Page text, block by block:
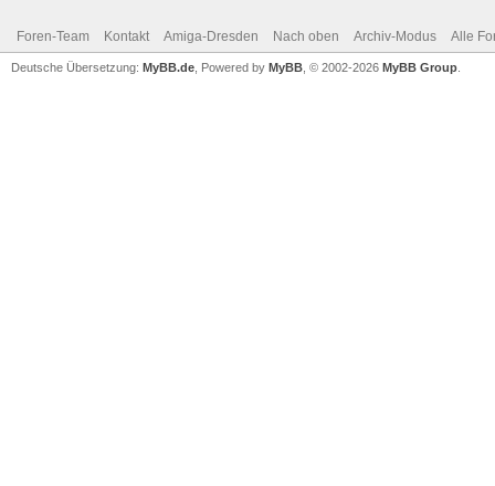
Foren-Team Kontakt Amiga-Dresden Nach oben Archiv-Modus Alle
Deutsche Übersetzung: MyBB.de , Powered by MyBB , © 2002-2026 MyBB Group